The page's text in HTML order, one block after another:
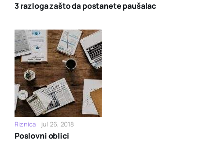
3 razloga zašto da postanete paušalac
Riznica jul 26, 2018
Poslovni oblici